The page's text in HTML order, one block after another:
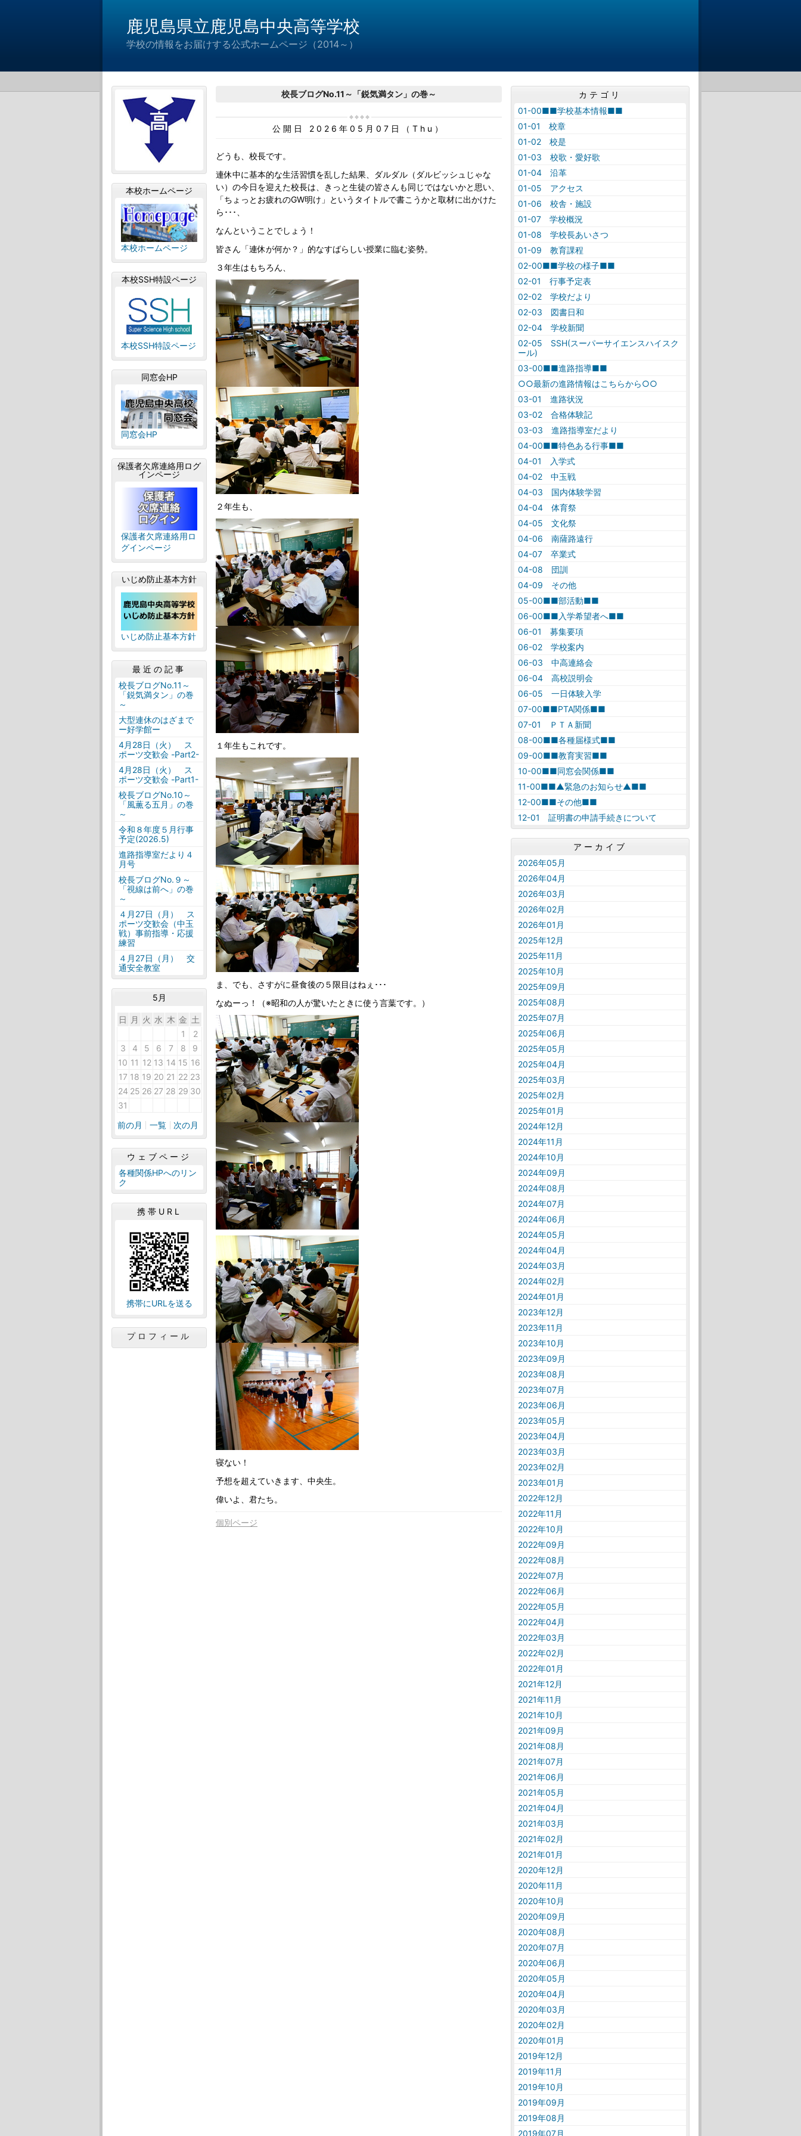
鹿児島県立鹿児島中央高等学校
学校の情報をお届けする公式ホームページ（2014～）
校長ブログNo.11～「鋭気満タン」の巻～
公開日 2026年05月07日（Thu）
どうも、校長です。
連休中に基本的な生活習慣を乱した結果、ダルダル（ダルビッシュじゃな
い）の今日を迎えた校長は、きっと生徒の皆さんも同じではないかと思い、
「ちょっとお疲れのGW明け」というタイトルで書こうかと取材に出かけた
ら･･･、
なんということでしょう！
皆さん「連休が何か？」的なすばらしい授業に臨む姿勢。
３年生はもちろん、
２年生も、
１年生もこれです。
ま、でも、さすがに昼食後の５限目はねぇ･･･
なぬーっ！（※昭和の人が驚いたときに使う言葉です。）
寝ない！
予想を超えていきます、中央生。
偉いよ、君たち。
個別ページ
本校ホームページ
本校ホームページ
本校SSH特設ページ
本校SSH特設ページ
同窓会HP
同窓会HP
保護者欠席連絡用ログ
インページ
保護者欠席連絡用ロ
グインページ
いじめ防止基本方針
いじめ防止基本方針
最近の記事
校長ブログNo.11～
「鋭気満タン」の巻
～
大型連休のはざまで
ー好学館ー
4月28日（火） ス
ポーツ交歓会 -Part2-
4月28日（火） ス
ポーツ交歓会 -Part1-
校長ブログNo.10～
「風薫る五月」の巻
～
令和８年度５月行事
予定(2026.5)
進路指導室だより４
月号
校長ブログNo.９～
「視線は前へ」の巻
～
４月27日（月） ス
ポーツ交歓会（中玉
戦）事前指導・応援
練習
４月27日（月） 交
通安全教室
5月
日 月 火 水 木 金 土
1
2
3
4 5 6 7 8
9
10 11 12 13 14 15 16
17 18 19 20 21 22 23
24 25 26 27 28 29 30
31
前の月
一覧 次の月
ウェブページ
各種関係HPへのリン
ク
携帯URL
携帯にURLを送る
プロフィール
カテゴリ
01-00■■学校基本情報■■
01-01 校章
01-02 校是
01-03 校歌・愛好歌
01-04 沿革
01-05 アクセス
01-06 校舎・施設
01-07 学校概況
01-08 学校長あいさつ
01-09 教育課程
02-00■■学校の様子■■
02-01 行事予定表
02-02 学校だより
02-03 図書日和
02-04 学校新聞
02-05 SSH(スーパーサイエンスハイスク
ール)
03-00■■進路指導■■
○○最新の進路情報はこちらから○○
03-01 進路状況
03-02 合格体験記
03-03 進路指導室だより
04-00■■特色ある行事■■
04-01 入学式
04-02 中玉戦
04-03 国内体験学習
04-04 体育祭
04-05 文化祭
04-06 南薩路遠行
04-07 卒業式
04-08 団訓
04-09 その他
05-00■■部活動■■
06-00■■入学希望者へ■■
06-01 募集要項
06-02 学校案内
06-03 中高連絡会
06-04 高校説明会
06-05 一日体験入学
07-00■■PTA関係■■
07-01 ＰＴＡ新聞
08-00■■各種届様式■■
09-00■■教育実習■■
10-00■■同窓会関係■■
11-00■■▲緊急のお知らせ▲■■
12-00■■その他■■
12-01 証明書の申請手続きについて
アーカイブ
2026年05月
2026年04月
2026年03月
2026年02月
2026年01月
2025年12月
2025年11月
2025年10月
2025年09月
2025年08月
2025年07月
2025年06月
2025年05月
2025年04月
2025年03月
2025年02月
2025年01月
2024年12月
2024年11月
2024年10月
2024年09月
2024年08月
2024年07月
2024年06月
2024年05月
2024年04月
2024年03月
2024年02月
2024年01月
2023年12月
2023年11月
2023年10月
2023年09月
2023年08月
2023年07月
2023年06月
2023年05月
2023年04月
2023年03月
2023年02月
2023年01月
2022年12月
2022年11月
2022年10月
2022年09月
2022年08月
2022年07月
2022年06月
2022年05月
2022年04月
2022年03月
2022年02月
2022年01月
2021年12月
2021年11月
2021年10月
2021年09月
2021年08月
2021年07月
2021年06月
2021年05月
2021年04月
2021年03月
2021年02月
2021年01月
2020年12月
2020年11月
2020年10月
2020年09月
2020年08月
2020年07月
2020年06月
2020年05月
2020年04月
2020年03月
2020年02月
2020年01月
2019年12月
2019年11月
2019年10月
2019年09月
2019年08月
2019年07月